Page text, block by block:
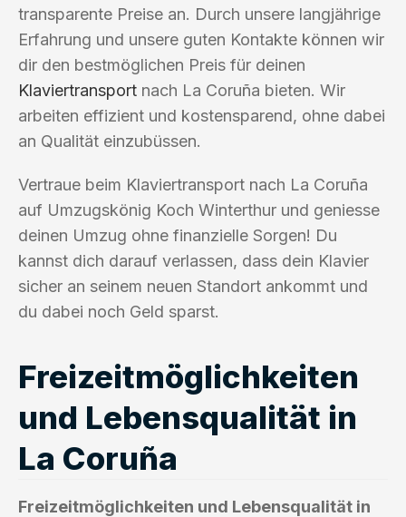
transparente Preise an. Durch unsere langjährige
Erfahrung und unsere guten Kontakte können wir
dir den bestmöglichen Preis für deinen
Klaviertransport nach La Coruña bieten. Wir
arbeiten effizient und kostensparend, ohne dabei
an Qualität einzubüssen.
Vertraue beim Klaviertransport nach La Coruña
auf Umzugskönig Koch Winterthur und geniesse
deinen Umzug ohne finanzielle Sorgen! Du
kannst dich darauf verlassen, dass dein Klavier
sicher an seinem neuen Standort ankommt und
du dabei noch Geld sparst.
Freizeitmöglichkeiten
und Lebensqualität in
La Coruña
Freizeitmöglichkeiten und Lebensqualität in